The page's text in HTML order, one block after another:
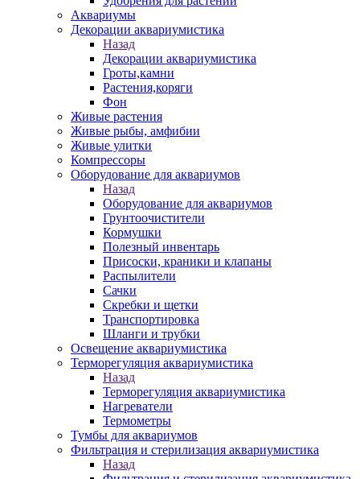
Аквариумы
Декорации аквариумистика
Назад
Декорации аквариумистика
Гроты,камни
Растения,коряги
Фон
Живые растения
Живые рыбы, амфибии
Живые улитки
Компрессоры
Оборудование для аквариумов
Назад
Оборудование для аквариумов
Грунтоочистители
Кормушки
Полезный инвентарь
Присоски, краники и клапаны
Распылители
Сачки
Скребки и щетки
Транспортировка
Шланги и трубки
Освещение аквариумистика
Терморегуляция аквариумистика
Назад
Терморегуляция аквариумистика
Нагреватели
Термометры
Тумбы для аквариумов
Фильтрация и стерилизация аквариумистика
Назад